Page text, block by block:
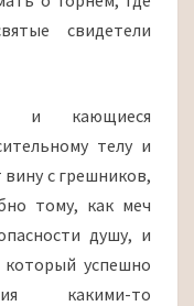
свидетели
и кающиеся
телу и
с грешников,
тому, как меч
душу, и
который успешно
какими-то